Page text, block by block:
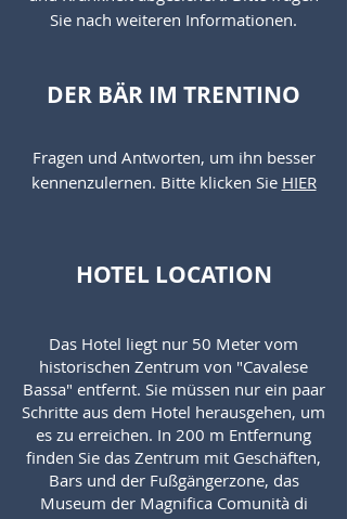
Sie nach weiteren Informationen.
DER BÄR IM TRENTINO
Fragen und Antworten, um ihn besser
kennenzulernen. Bitte klicken Sie HIER
HOTEL LOCATION
Das Hotel liegt nur 50 Meter vom
historischen Zentrum von "Cavalese
Bassa" entfernt. Sie müssen nur ein paar
Schritte aus dem Hotel herausgehen, um
es zu erreichen. In 200 m Entfernung
finden Sie das Zentrum mit Geschäften,
Bars und der Fußgängerzone, das
Museum der Magnifica Comunità di